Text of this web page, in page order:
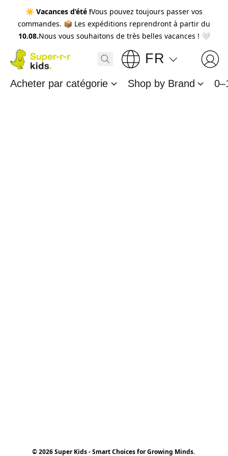
☀️ Vacances d’été !Vous pouvez toujours passer vos
commandes. 📦 Les expéditions reprendront à partir du
10.08.Nous vous souhaitons de très belles vacances ! 🤍
FR
Acheter par catégorie Shop by Brand
© 2026 Super Kids - Smart Choices for Growing Minds.